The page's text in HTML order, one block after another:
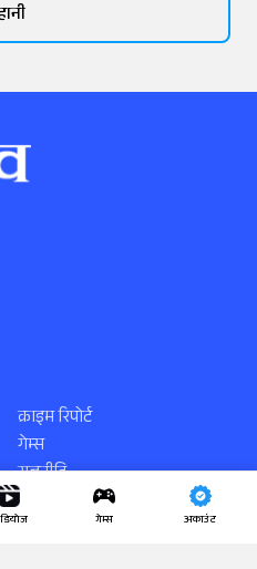
क्राइम रिपोर्ट
गेम्स
राजनीति
करियर
साइंस-टेक
गेम्स अकाउंट